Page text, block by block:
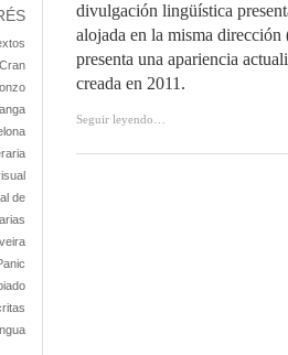
de
divulgación lingüística
alojada en la misma dirección
presenta una apariencia
creada en 2011.
Seguir leyendo…